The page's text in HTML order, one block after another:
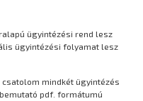
ügyintézési rend lesz
ügyintézési folyamat lesz
mindkét ügyintézés
pdf. formátumú